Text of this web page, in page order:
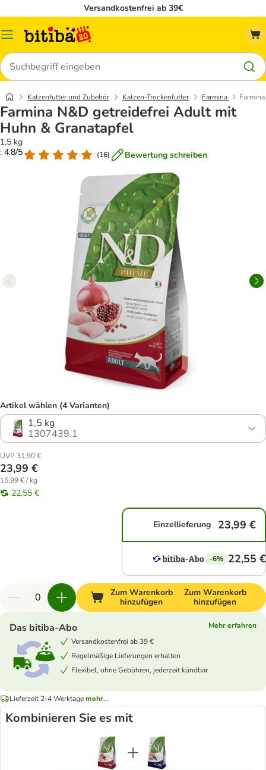
Versandkostenfrei ab 39€
Menü
Suchen
Katzenfutter und Zubehör Katzen-Trockenfutter Farmina
Farmina N&D getreidefrei Adult mit
Huhn & Granatapfel
1,5 kg
: 4.8/5
(16) Bewertung schreiben
Artikel wählen (4 Varianten)
1,5 kg
1307439.1
UVP 31,90 €
23,99 €
15,99 € / kg
22,55 €
Einzellieferung 23,99 €
-6% 22,55 €
Zum Warenkorb
hinzufügen
Zum Warenkorb
hinzufügen
Das bitiba-Abo
Mehr erfahren
Versandkostenfrei ab 39 €
Regelmäßige Lieferungen erhalten
Flexibel, ohne Gebühren, jederzeit kündbar
Lieferzeit 2-4 Werktagemehr...
Kombinieren Sie es mit